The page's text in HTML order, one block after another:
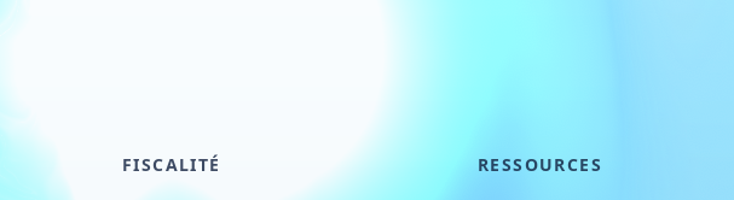
RESSOURCES
FISCALITÉ